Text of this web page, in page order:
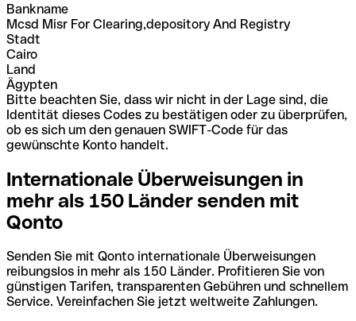
Bankname
Mcsd Misr For Clearing,depository And Registry
Stadt
Cairo
Land
Ägypten
Bitte beachten Sie, dass wir nicht in der Lage sind, die
Identität dieses Codes zu bestätigen oder zu überprüfen,
ob es sich um den genauen SWIFT-Code für das
gewünschte Konto handelt.
Internationale Überweisungen in
mehr als 150 Länder senden mit
Qonto
Senden Sie mit Qonto internationale Überweisungen
reibungslos in mehr als 150 Länder. Profitieren Sie von
günstigen Tarifen, transparenten Gebühren und schnellem
Service. Vereinfachen Sie jetzt weltweite Zahlungen.